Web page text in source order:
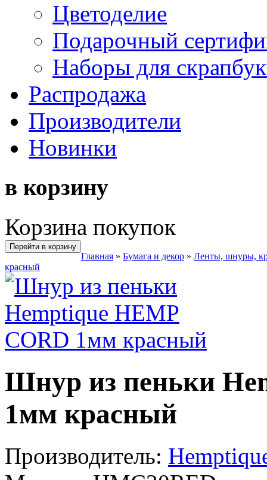
Цветоделие
Подарочный
Наборы для
Распродажа
Производители
Новинки
в корзину
Корзина покупок
Перейти в корзину
Главная » Бумага и декор » Ленты, шнуры,
красный
Шнур из пеньки
1мм красный
Производитель: